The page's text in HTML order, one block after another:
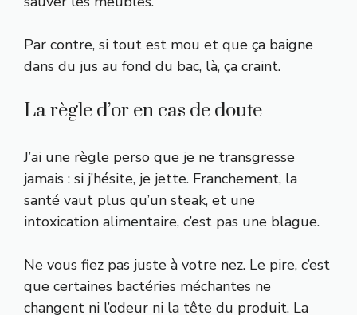
Par contre, si tout est mou et que ça baigne
dans du jus au fond du bac, là, ça craint.
La règle d’or en cas de doute
J’ai une règle perso que je ne transgresse
jamais : si j’hésite, je jette. Franchement, la
santé vaut plus qu’un steak, et une
intoxication alimentaire, c’est pas une blague.
Ne vous fiez pas juste à votre nez. Le pire, c’est
que certaines bactéries méchantes ne
changent ni l’odeur ni la tête du produit. La